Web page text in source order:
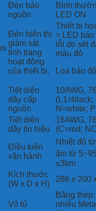
Đèn báo
nguồn
Bình
LED ON
Đèn hiển thị
giám sát
tình trạng
hoạt động
của thiết bị.
Thiết bị
= LED
lỗi do sét
màu đỏ
Loa báo
Tiết diện
dây cấp
nguồn
10AWG,
(L1=black;
N=white;
Tiết diện
dây tín hiệu
16AWG,
(C=red;
Điều kiện
vận hành
Nhiệt độ
ẩm từ
≤3km
Kích thước
(W x D x H)
286 x 200
Vỏ tủ
Bằng
nhiễu